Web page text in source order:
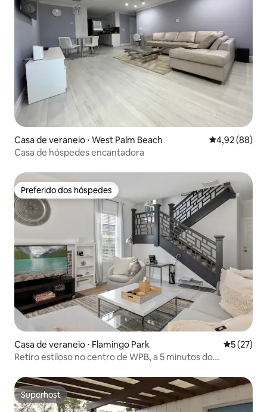
Casa de veraneio ⋅ West Palm Beach 4,92 de uma
4,92 (88)
Casa de hóspedes encantadora
Preferido dos hóspedes
Preferido dos hóspedes
Casa de veraneio ⋅ Flamingo Park 5 de uma
5 (27)
Retiro estiloso no centro de WPB, a 5 minutos do
Superhost
Superhost